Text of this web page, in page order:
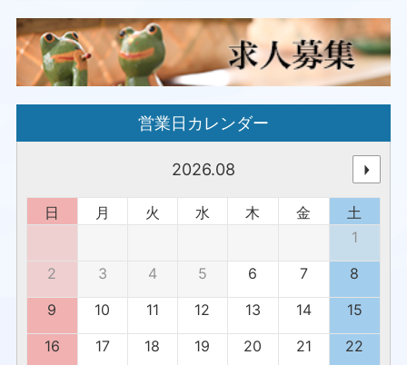
営業日カレンダー
2026.08
日 月 火 水 木 金
土
1
2
3 4 5 6 7
8
9
10 11 12 13 14
15
16
17 18 19 20 21
22